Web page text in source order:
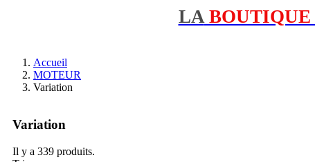
LABOUTIQUE
Accueil
MOTEUR
Variation
Variation
Il y a 339 produits.